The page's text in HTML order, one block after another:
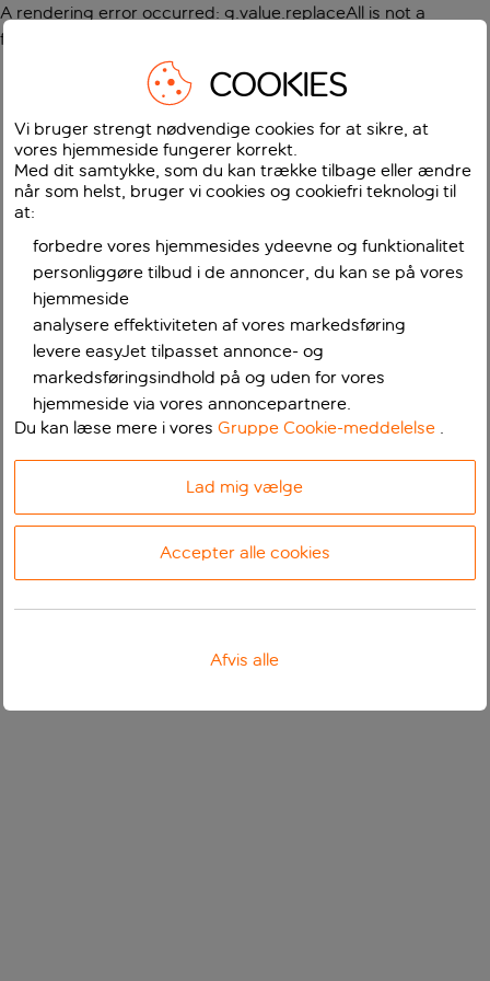
A rendering error occurred: g.value.replaceAll is not a
function
COOKIES
Vi bruger strengt nødvendige cookies for at sikre, at
vores hjemmeside fungerer korrekt.
Med dit samtykke, som du kan trække tilbage eller ændre
når som helst, bruger vi cookies og cookiefri teknologi til
at:
forbedre vores hjemmesides ydeevne og funktionalitet
personliggøre tilbud i de annoncer, du kan se på vores
hjemmeside
analysere effektiviteten af vores markedsføring
levere easyJet tilpasset annonce- og
markedsføringsindhold på og uden for vores
hjemmeside via vores annoncepartnere.
Du kan læse mere i voresGruppe Cookie-meddelelse .
Lad mig vælge
Accepter alle cookies
Afvis alle